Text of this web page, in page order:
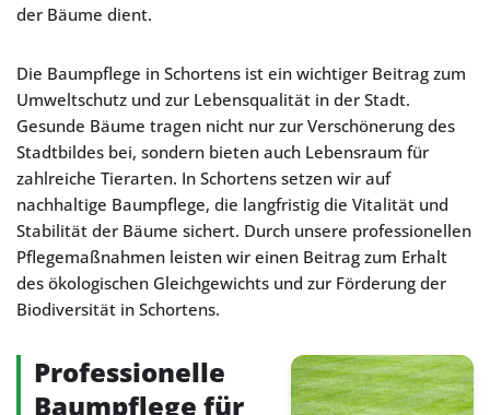
der Bäume dient.
Die Baumpflege in Schortens ist ein wichtiger Beitrag zum
Umweltschutz und zur Lebensqualität in der Stadt.
Gesunde Bäume tragen nicht nur zur Verschönerung des
Stadtbildes bei, sondern bieten auch Lebensraum für
zahlreiche Tierarten. In Schortens setzen wir auf
nachhaltige Baumpflege, die langfristig die Vitalität und
Stabilität der Bäume sichert. Durch unsere professionellen
Pflegemaßnahmen leisten wir einen Beitrag zum Erhalt
des ökologischen Gleichgewichts und zur Förderung der
Biodiversität in Schortens.
Professionelle
Baumpflege für